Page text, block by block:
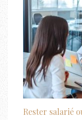
Rester salarié